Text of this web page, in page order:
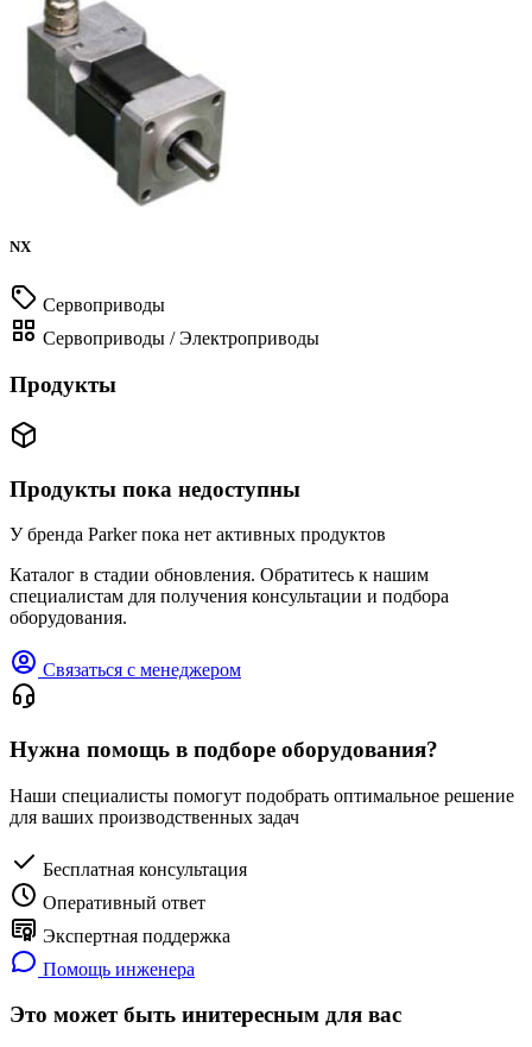
NX
Сервоприводы
Сервоприводы / Электроприводы
Продукты
Продукты пока недоступны
У бренда Parker пока нет активных продуктов
Каталог в стадии обновления. Обратитесь к нашим
специалистам для получения консультации и подбора
оборудования.
Связаться с менеджером
Нужна помощь в подборе оборудования?
Наши специалисты помогут подобрать оптимальное решение
для ваших производственных задач
Бесплатная консультация
Оперативный ответ
Экспертная поддержка
Помощь инженера
Это может быть инитересным для вас